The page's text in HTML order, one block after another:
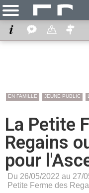
EN FAMILLE JEUNE PUBLIC
La Petite
Regains
pour
Du 26/05/2022 au 27/
Petite Ferme des